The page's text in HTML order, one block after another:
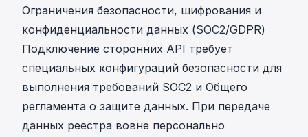
Ограничения безопасности, шифрования и
конфиденциальности данных (SOC2/GDPR)
Подключение сторонних API требует
специальных конфигураций безопасности для
выполнения требований SOC2 и Общего
регламента о защите данных. При передаче
данных реестра вовне персонально